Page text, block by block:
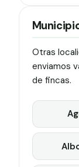
Otras
enviamos
de fincas.